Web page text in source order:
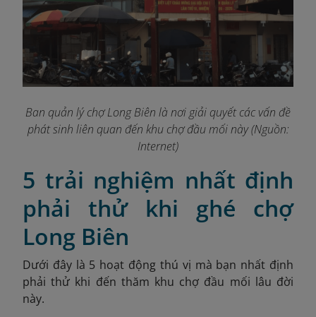
Ban quản lý chợ Long Biên là nơi giải quyết các vấn đề
phát sinh liên quan đến khu chợ đầu mối này (Nguồn:
Internet)
5 trải nghiệm nhất định
phải thử khi ghé chợ
Long Biên
Dưới đây là 5 hoạt động thú vị mà bạn nhất định
phải thử khi đến thăm khu chợ đầu mối lâu đời
này.